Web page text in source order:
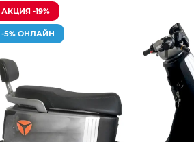
АКЦИЯ -19%
-5% ОНЛАЙН